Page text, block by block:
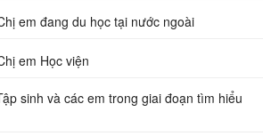
em đang du học tại nước ngoài
em Học viện
sinh và các em trong giai đoạn tìm hiểu